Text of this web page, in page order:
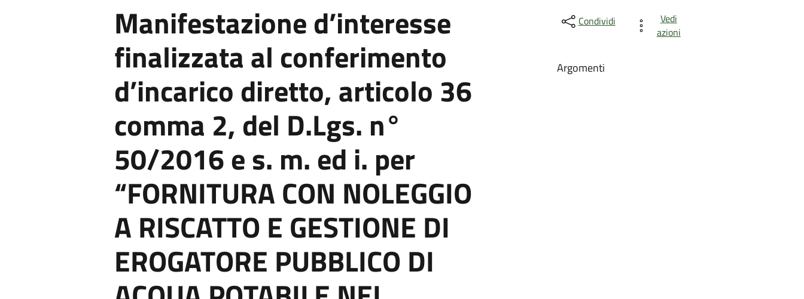
Manifestazione d’interesse
finalizzata al conferimento
d’incarico diretto, articolo 36
comma 2, del D.Lgs. n°
50/2016 e s. m. ed i. per
“FORNITURA CON NOLEGGIO
A RISCATTO E GESTIONE DI
EROGATORE PUBBLICO DI
Condividi
Vedi
azioni
Argomenti